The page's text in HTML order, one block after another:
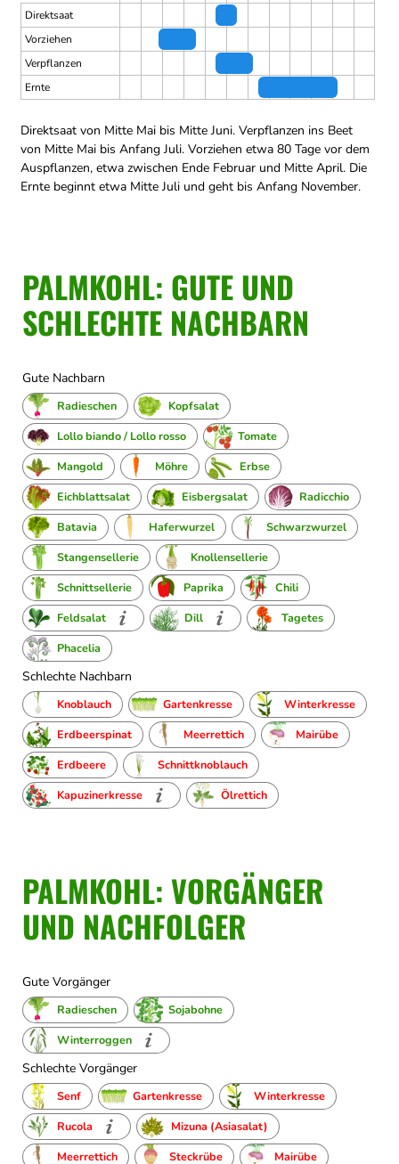
Direktsaat
Vorziehen
Verpflanzen
Ernte
Direktsaat von Mitte Mai bis Mitte Juni. Verpflanzen ins Beet
von Mitte Mai bis Anfang Juli. Vorziehen etwa 80 Tage vor dem
Auspflanzen, etwa zwischen Ende Februar und Mitte April. Die
Ernte beginnt etwa Mitte Juli und geht bis Anfang November.
PALMKOHL: GUTE UND
SCHLECHTE NACHBARN
Gute Nachbarn
Radieschen
Kopfsalat
Lollo biando / Lollo rosso
Tomate
Mangold
Möhre
Erbse
Eichblattsalat
Eisbergsalat
Radicchio
Batavia
Haferwurzel
Schwarzwurzel
Stangensellerie
Knollensellerie
Schnittsellerie
Paprika
Chili
Feldsalat
Dill
Tagetes
Phacelia
Schlechte Nachbarn
Knoblauch Gartenkresse
Winterkresse
Erdbeerspinat
Meerrettich
Mairübe
Erdbeere
Schnittknoblauch
Kapuzinerkresse
Ölrettich
PALMKOHL: VORGÄNGER
UND NACHFOLGER
Gute Vorgänger
Radieschen
Sojabohne
Winterroggen
Schlechte Vorgänger
Senf Gartenkresse
Winterkresse
Rucola
Mizuna (Asiasalat)
Meerrettich
Steckrübe Mairübe